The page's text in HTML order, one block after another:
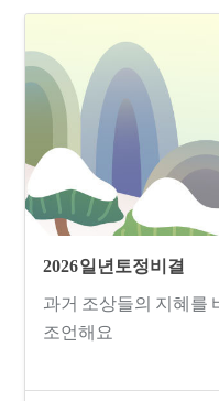
2026 일년토정비결
과거 조상들의 지혜를
조언해요